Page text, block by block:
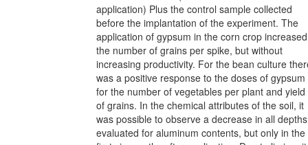
application) Plus the control sample collected
before the implantation of the experiment. The
application of gypsum in the corn crop increased
the number of grains per spike, but without
increasing productivity. For the bean culture
was a positive response to the doses of gypsum
for the number of vegetables per plant and yield
of grains. In the chemical attributes of the soil, it
was possible to observe a decrease in all depths
evaluated for aluminum contents, but only in the